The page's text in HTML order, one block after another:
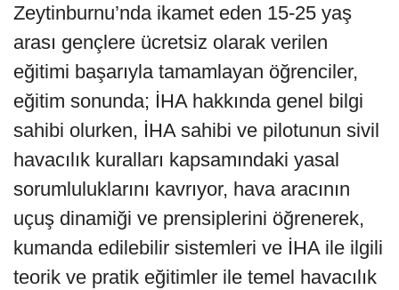
Zeytinburnu’nda ikamet eden 15-25 yaş
arası gençlere ücretsiz olarak verilen
eğitimi başarıyla tamamlayan öğrenciler,
eğitim sonunda; İHA hakkında genel bilgi
sahibi olurken, İHA sahibi ve pilotunun sivil
havacılık kuralları kapsamındaki yasal
sorumluluklarını kavrıyor, hava aracının
uçuş dinamiği ve prensiplerini öğrenerek,
kumanda edilebilir sistemleri ve İHA ile ilgili
teorik ve pratik eğitimler ile temel havacılık